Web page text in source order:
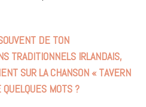
DE TON
TRADITIONNELS IRLANDAIS,
SUR LA CHANSON « TAVERN
MOTS ?